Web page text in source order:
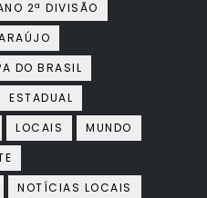
2ª DIVISÃO
DO BRASIL
ESTADUAL
LOCAIS
MUNDO
NOTÍCIAS LOCAIS